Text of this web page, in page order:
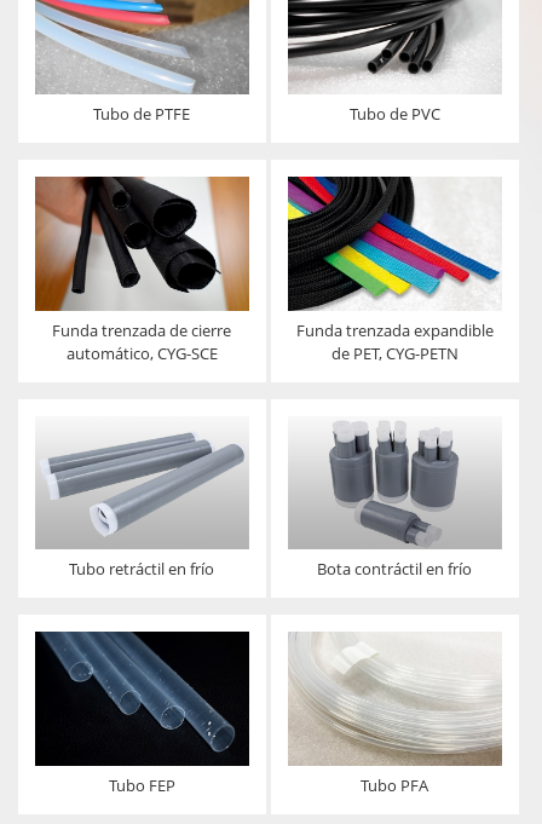
Tubo de PTFE Tubo de PVC
Funda trenzada de cierre
automático, CYG-SCE
Funda trenzada expandible
de PET, CYG-PETN
Tubo retráctil en frío Bota contráctil en frío
Tubo FEP Tubo PFA